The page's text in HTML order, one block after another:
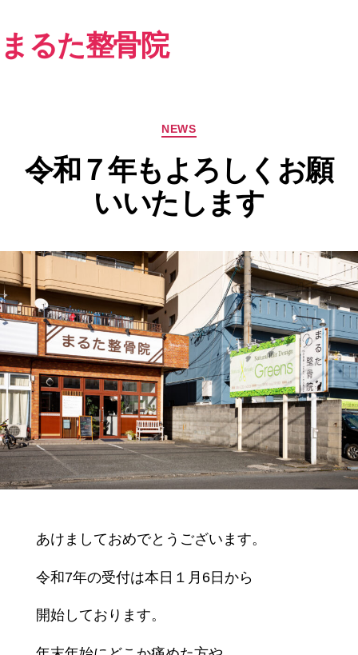
まるた整骨院
カ
ゴ
リ
ー
NEWS
令和７年もよろしくお願
いいたします
あけましておめでとうございます。
令和7年の受付は本日１月6日から
開始しております。